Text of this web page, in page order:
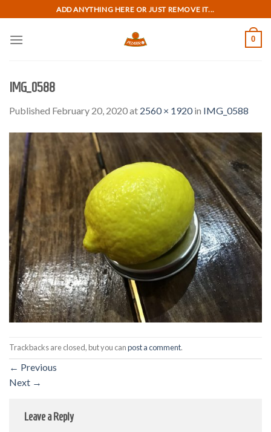
to
content
ADD ANYTHING HERE OR JUST REMOVE IT...
0
IMG_0588
Published February 20, 2020at 2560 × 1920in IMG_0588
Trackbacks are closed, but you canpost a comment.
← Previous
Next →
Leave a Reply